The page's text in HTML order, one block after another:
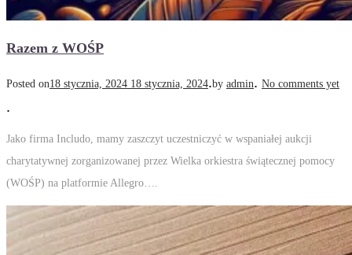
Razem z WOŚP
Posted on18 stycznia, 2024 18 stycznia, 2024.by admin. No comments yet
.
Jako firma Includo, mamy zaszczyt uczestniczyć w wspaniałej aukcji
charytatywnej zorganizowanej przez Wielka orkiestra świątecznej pomocy
(WOŚP) na platformie Allegro….